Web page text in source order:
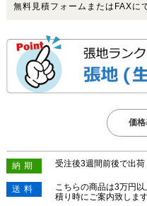
無料見積フォームまたはFAXに
価
納期 受注後3週間前後で出荷
送料
こちらの商品は3万円
積り時にご案内致します